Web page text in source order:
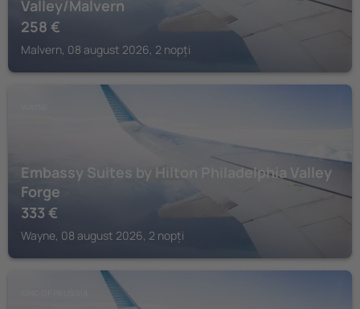
Valley/Malvern
258 €
Malvern, 08 august 2026, 2 nopți
Embassy Suites by Hilton Philadelphia Valley
Forge
333 €
Wayne, 08 august 2026, 2 nopți